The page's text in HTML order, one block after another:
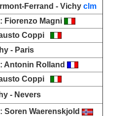
Ferrand - Vichy clm
Fiorenzo Magni
Coppi
- Paris
Antonin Rolland
Coppi
- Nevers
Soren Waerenskjold